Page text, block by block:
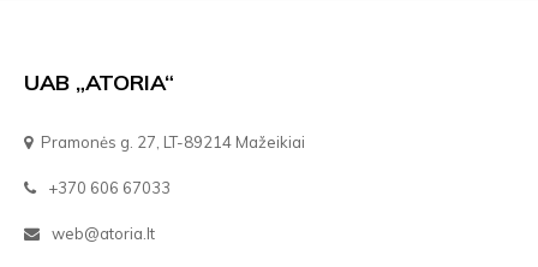
UAB „ATORIA“
Pramonės g. 27, LT-89214 Mažeikiai
+370 606 67033
web@atoria.lt